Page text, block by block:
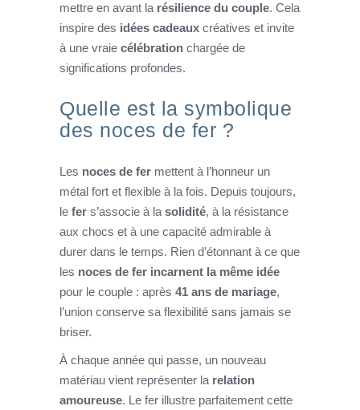
mettre en avant la résilience du couple. Cela
inspire des idées cadeaux créatives et invite
à une vraie célébration chargée de
significations profondes.
Quelle est la symbolique
des noces de fer ?
Les noces de fer mettent à l’honneur un
métal fort et flexible à la fois. Depuis toujours,
le fer s’associe à lasolidité, à la résistance
aux chocs et à une capacité admirable à
durer dans le temps. Rien d’étonnant à ce que
les noces de fer incarnent la même idée
pour le couple : après 41 ans de mariage,
l’union conserve sa flexibilité sans jamais se
briser.
À chaque année qui passe, un nouveau
matériau vient représenter la relation
amoureuse. Le fer illustre parfaitement cette